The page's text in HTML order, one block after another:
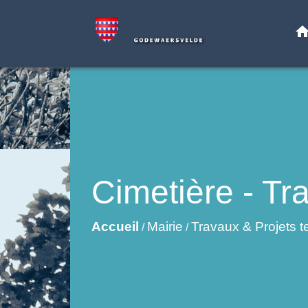
Cimetière -
Accueil / Mairie /Travaux & Projets